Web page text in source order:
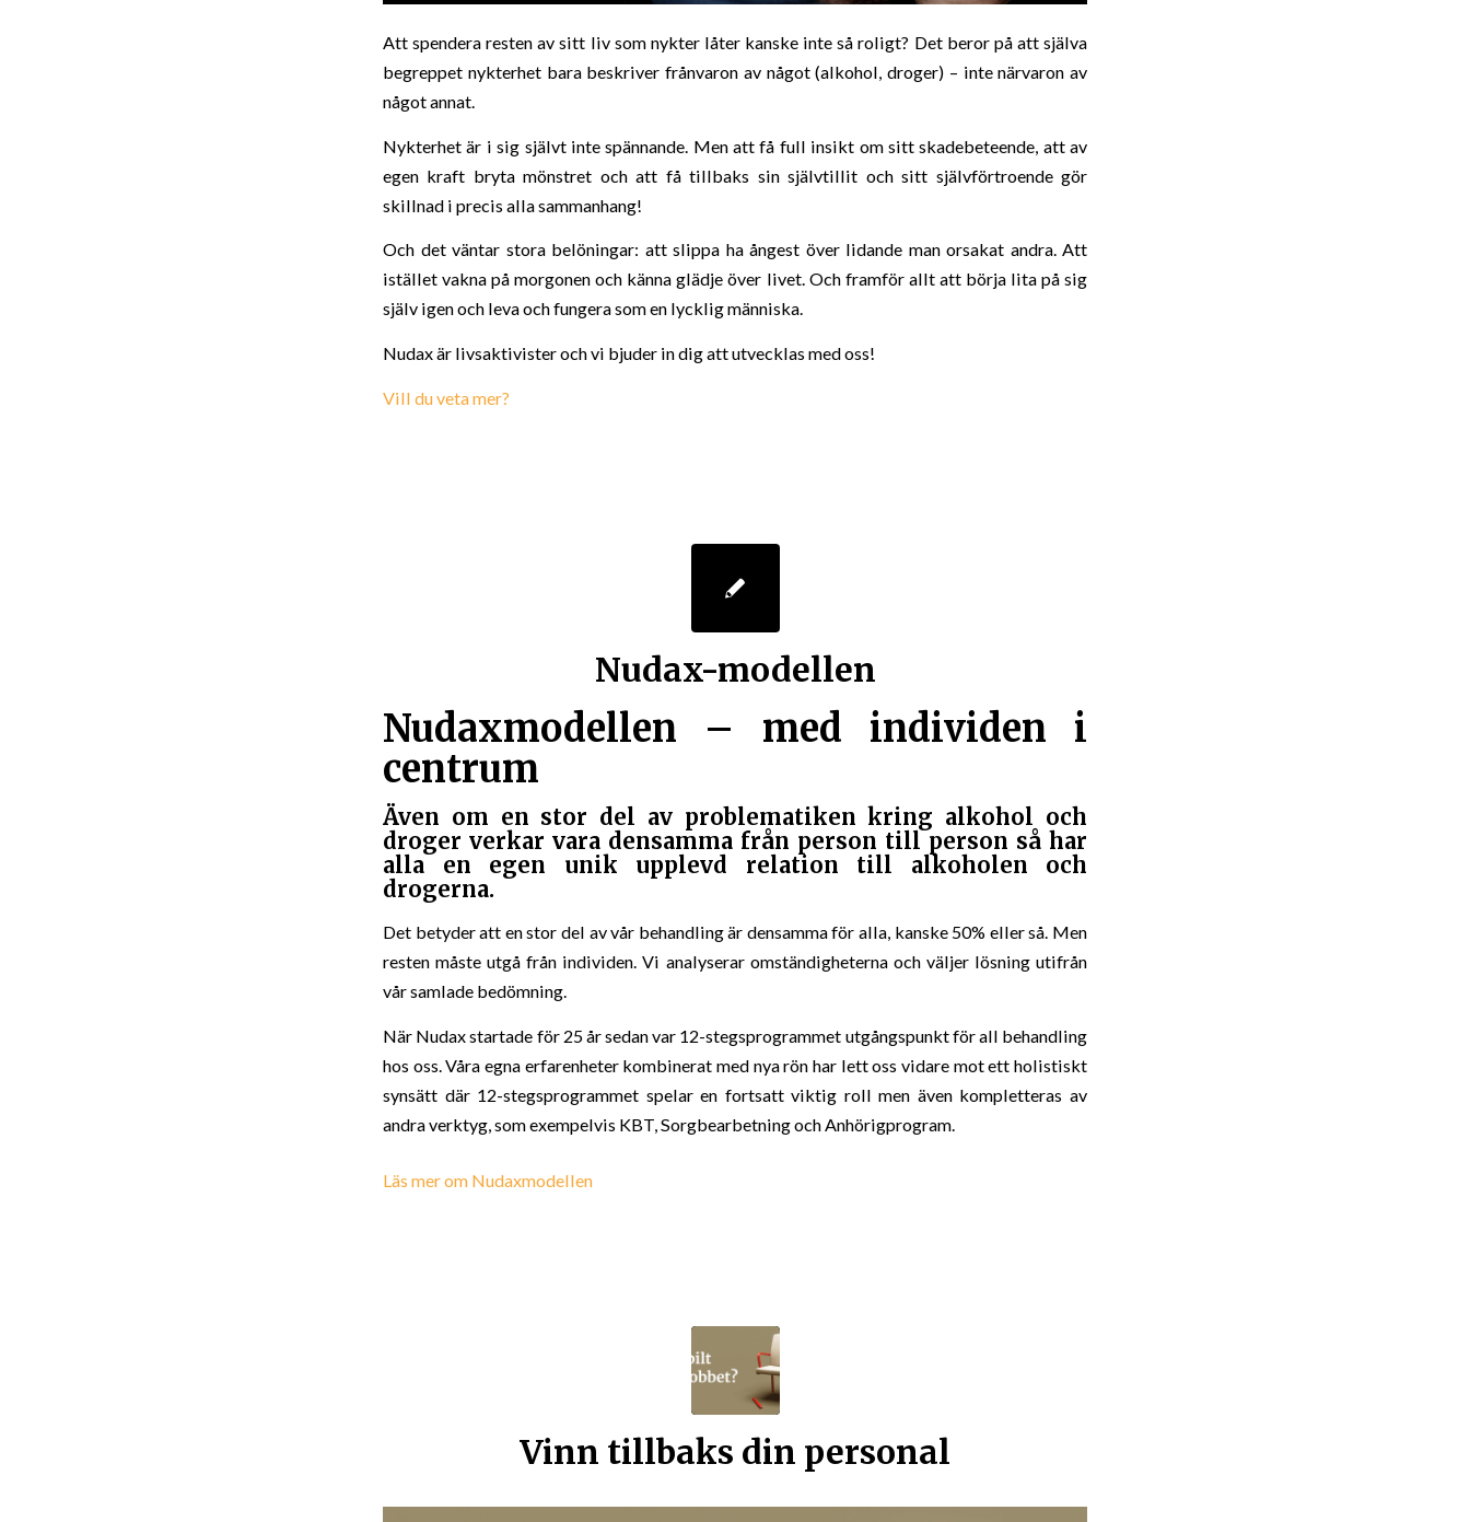
Att spendera resten av sitt liv som nykter låter kanske inte så roligt? Det beror på att själva
begreppet nykterhet bara beskriver frånvaron av något (alkohol, droger) – inte närvaron av
något annat.
Nykterhet är i sig självt inte spännande. Men att få full insikt om sitt skadebeteende, att av
egen kraft bryta mönstret och att få tillbaks sin självtillit och sitt självförtroende gör
skillnad i precis alla sammanhang!
Och det väntar stora belöningar: att slippa ha ångest över lidande man orsakat andra. Att
istället vakna på morgonen och känna glädje över livet. Och framför allt att börja lita på sig
själv igen och leva och fungera som en lycklig människa.
Nudax är livsaktivister och vi bjuder in dig att utvecklas med oss!
Vill du veta mer?
Nudax-modellen
Nudaxmodellen – med individen i
centrum
Även om en stor del av problematiken kring alkohol och
droger verkar vara densamma från person till person så har
alla en egen unik upplevd relation till alkoholen och
drogerna.
Det betyder att en stor del av vår behandling är densamma för alla, kanske 50% eller så. Men
resten måste utgå från individen. Vi analyserar omständigheterna och väljer lösning utifrån
vår samlade bedömning.
När Nudax startade för 25 år sedan var 12-stegsprogrammet utgångspunkt för all behandling
hos oss. Våra egna erfarenheter kombinerat med nya rön har lett oss vidare mot ett holistiskt
synsätt där 12-stegsprogrammet spelar en fortsatt viktig roll men även kompletteras av
andra verktyg, som exempelvis KBT, Sorgbearbetning och Anhörigprogram.
Läs mer om Nudaxmodellen
Vinn tillbaks din personal